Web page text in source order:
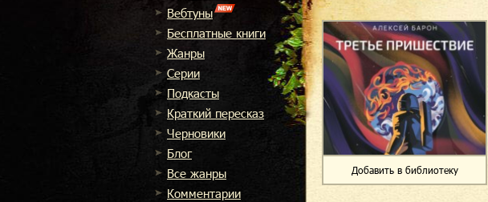
Вебтуны
Бесплатные книги
Жанры
Cерии
Подкасты
Краткий пересказ
Черновики
Блог
Все жанры
Комментарии
Добавить в библиотеку